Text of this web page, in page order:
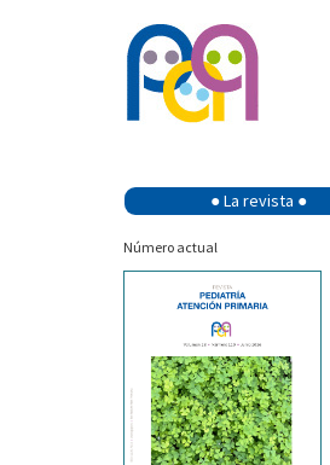
● La revista ●
Número actual